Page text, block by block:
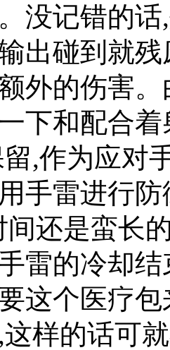
没记错的
出碰到就
外的伤害
下和配合
,作为应对
手雷进行
间还是蛮长
雷的冷却
这个医疗
样的话可